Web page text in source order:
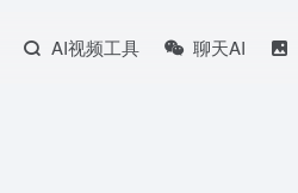
AI视频工具 聊天AI